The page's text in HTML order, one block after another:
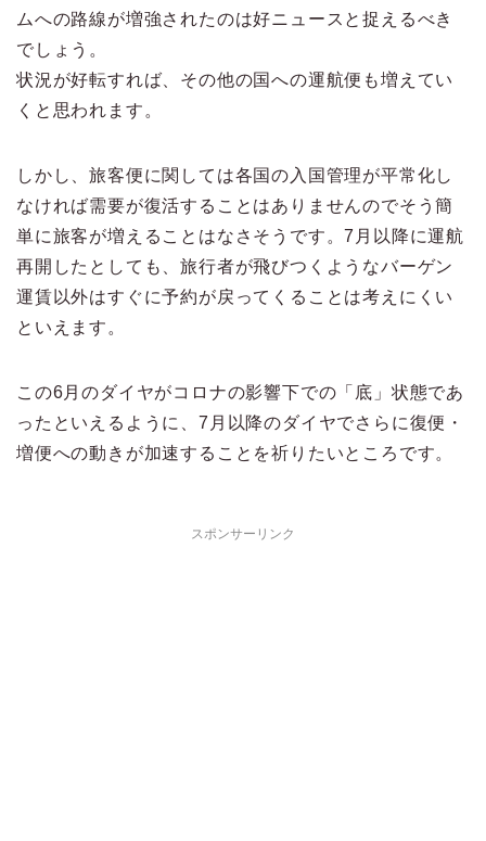
ムへの路線が増強されたのは好ニュースと捉えるべき
でしょう。
状況が好転すれば、その他の国への運航便も増えてい
くと思われます。
しかし、旅客便に関しては各国の入国管理が平常化し
なければ需要が復活することはありませんのでそう簡
単に旅客が増えることはなさそうです。7月以降に運航
再開したとしても、旅行者が飛びつくようなバーゲン
運賃以外はすぐに予約が戻ってくることは考えにくい
といえます。
この6月のダイヤがコロナの影響下での「底」状態であ
ったといえるように、7月以降のダイヤでさらに復便・
増便への動きが加速することを祈りたいところです。
スポンサーリンク